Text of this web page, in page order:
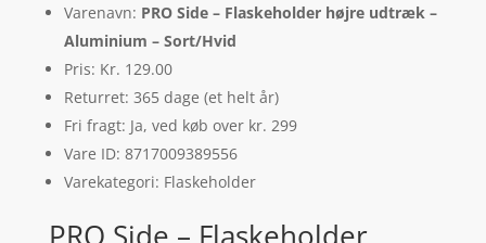
Varenavn: PRO Side – Flaskeholder højre udtræk –
Aluminium – Sort/Hvid
Pris: Kr. 129.00
Returret: 365 dage (et helt år)
Fri fragt: Ja, ved køb over kr. 299
Vare ID: 8717009389556
Varekategori: Flaskeholder